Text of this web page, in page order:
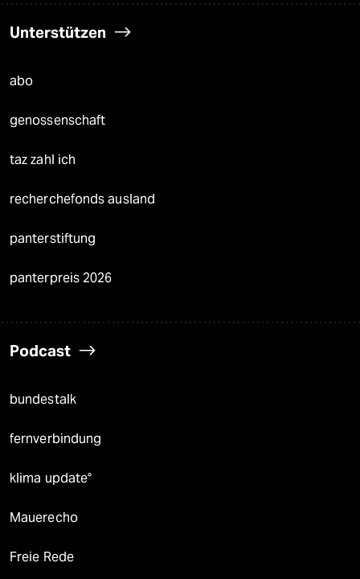
Unterstützen
abo
genossenschaft
taz zahl ich
recherchefonds ausland
panterstiftung
panterpreis 2026
Podcast
bundestalk
fernverbindung
klima update°
Mauerecho
Freie Rede